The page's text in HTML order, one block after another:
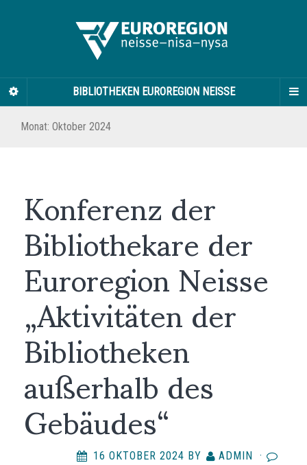
BIBLIOTHEKEN EUROREGION NEISSE
Monat: Oktober 2024
Konferenz der
Bibliothekare der
Euroregion Neisse
„Aktivitäten der
Bibliotheken
außerhalb des
Gebäudes“
16 OKTOBER 2024 BY ADMIN ·